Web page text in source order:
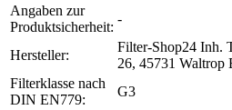
Angaben zur
Produktsicherheit:
-
Hersteller:
Filter-Shop24 Inh.
26, 45731 Waltrop
Filterklasse nach
DIN EN779:
G3